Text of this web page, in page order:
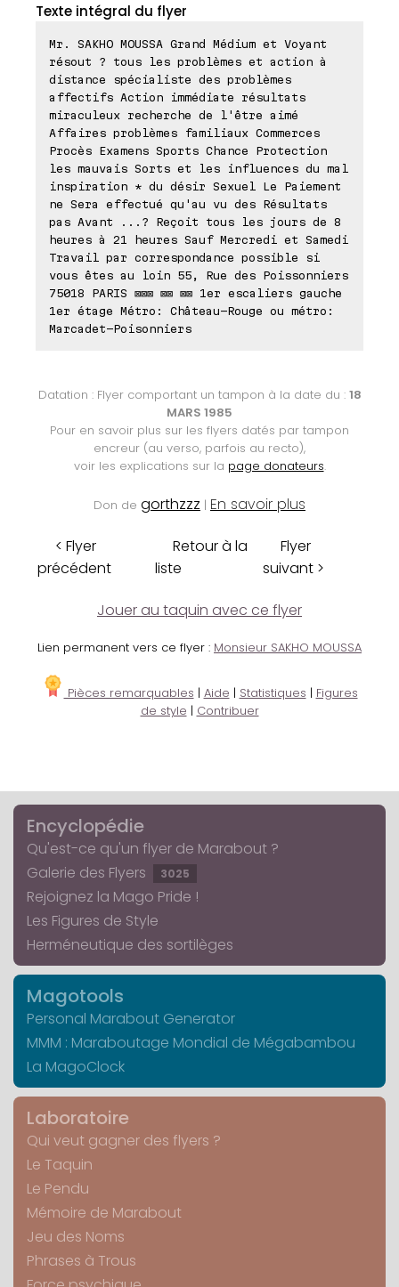
Texte intégral du flyer
Mr. SAKHO MOUSSA Grand Médium et Voyant
résout ? tous les problèmes et action à
distance spécialiste des problèmes
affectifs Action immédiate résultats
miraculeux recherche de l'être aimé
Affaires problèmes familiaux Commerces
Procès Examens Sports Chance Protection
les mauvais Sorts et les influences du mal
inspiration * du désir Sexuel Le Paiement
ne Sera effectué qu'au vu des Résultats
pas Avant ...? Reçoit tous les jours de 8
heures à 21 heures Sauf Mercredi et Samedi
Travail par correspondance possible si
vous êtes au loin 55, Rue des Poissonniers
75018 PARIS ⊠⊠⊠ ⊠⊠ ⊠⊠ 1er escaliers gauche
1er étage Métro: Château-Rouge ou métro:
Marcadet-Poisonniers
Datation : Flyer comportant un tampon à la date du : 18
MARS 1985
Pour en savoir plus sur les flyers datés par tampon
encreur (au verso, parfois au recto),
voir les explications sur la page donateurs.
Don de gorthzzz | En savoir plus
< Flyer
précédent
Retour à la
liste
Flyer
suivant >
Jouer au taquin avec ce flyer
Lien permanent vers ce flyer : Monsieur SAKHO MOUSSA
Pièces remarquables | Aide | Statistiques | Figures
de style | Contribuer
Encyclopédie
Qu'est-ce qu'un flyer de Marabout ?
Galerie des Flyers
3025
Rejoignez la Mago Pride !
Les Figures de Style
Herméneutique des sortilèges
Magotools
Personal Marabout Generator
MMM : Maraboutage Mondial de Mégabambou
La MagoClock
Laboratoire
Qui veut gagner des flyers ?
Le Taquin
Le Pendu
Mémoire de Marabout
Jeu des Noms
Phrases à Trous